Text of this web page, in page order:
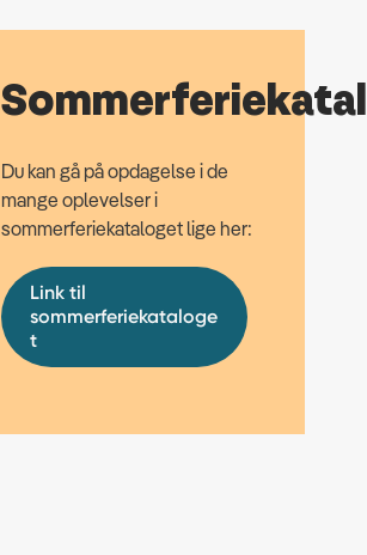
Du kan gå på opdagelse i de
mange oplevelser i
sommerferiekataloget lige her:
Link til
sommerferiekataloge
t